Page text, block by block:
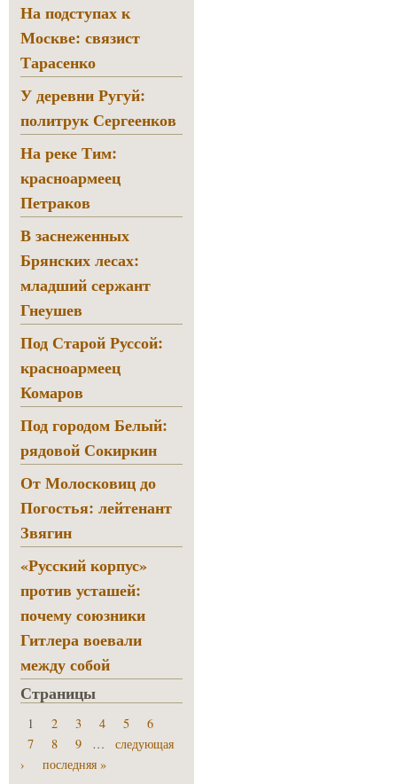
На подступах к
Москве: связист
Тарасенко
У деревни Ругуй:
политрук Сергеенков
На реке Тим:
красноармеец
Петраков
В заснеженных
Брянских лесах:
младший сержант
Гнеушев
Под Старой Руссой:
красноармеец
Комаров
Под городом Белый:
рядовой Сокиркин
От Молосковиц до
Погостья: лейтенант
Звягин
«Русский корпус»
против усташей:
почему союзники
Гитлера воевали
между собой
Страницы
1 2 3 4 5
6
7
8 9 …
следующая
›
последняя »